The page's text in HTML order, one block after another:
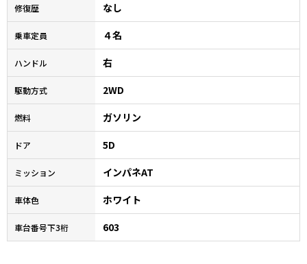
修復歴 なし
乗車定員 ４名
ハンドル 右
駆動方式 2WD
燃料 ガソリン
ドア 5D
ミッション インパネAT
車体色 ホワイト
車台番号下3桁 603